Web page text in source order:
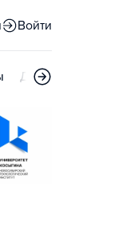
Войти
Дни открытых